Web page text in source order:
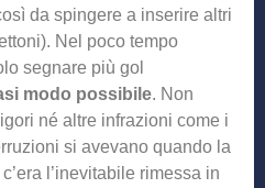
da spingere a inserire altri
Nel poco tempo
segnare più gol
modo possibile. Non
né altre infrazioni come i
si avevano quando la
l’inevitabile rimessa in